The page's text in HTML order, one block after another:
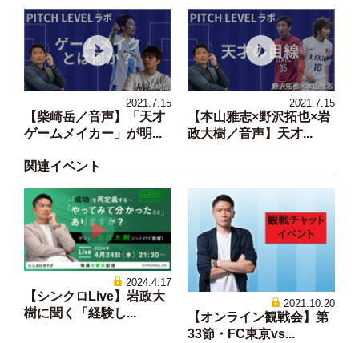
2021.7.15
【柴崎岳／音声】「天才
ゲームメイカー」が明...
2021.7.15
【本山雅志×野沢拓也×岩
政大樹／音声】天才...
関連イベント
2024.4.17
【シンクロLive】岩政大
樹に聞く「経験し...
2021.10.20
【オンライン観戦会】第
33節・FC東京vs...